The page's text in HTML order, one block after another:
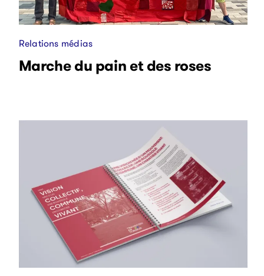
Marche du pain et des roses
Relations médias